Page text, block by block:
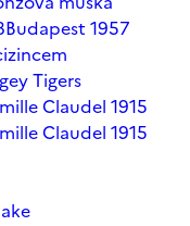
Budapest 1957
Tigers
Claudel 1915
Claudel 1915